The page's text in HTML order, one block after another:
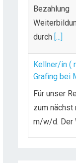
Bezahlung
durch [...]
Kellner/in (
Grafing bei
Für unser
zum nächst
m/w/d. Der